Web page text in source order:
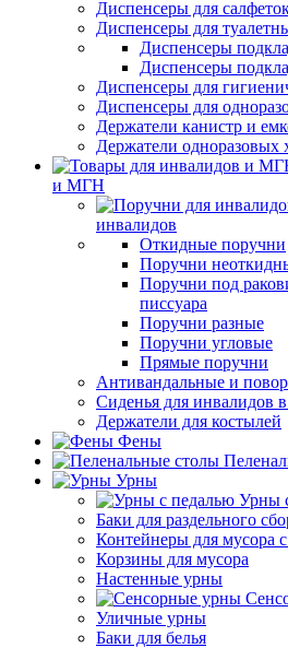
Диспенсеры для
Диспенсеры для
Диспенсеры
Диспенсеры
Диспенсеры для
Диспенсеры для
Держатели канистр и
Держатели одноразовых
и МГН
инвалидов
Откидные поручни
Поручни
Поручни под
писсуара
Поручни разные
Поручни угловые
Прямые поручни
Антивандальные и
Сиденья для инвалидов
Держатели для костылей
Фены
Урны
Урны
Баки для раздельного
Контейнеры для мусора
Корзины для мусора
Настенные урны
Уличные урны
Баки для белья